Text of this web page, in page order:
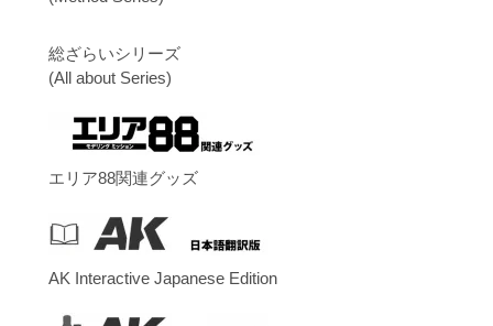
総ざらいシリーズ
(All about Series)
エリア88関連グッズ
AK Interactive Japanese Edition